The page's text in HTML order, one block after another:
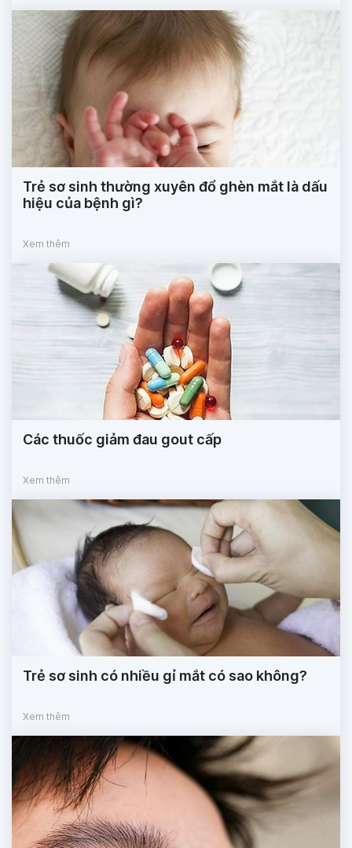
Trẻ sơ sinh thường xuyên đổ ghèn mắt là dấu
hiệu của bệnh gì?
Xem thêm
Các thuốc giảm đau gout cấp
Xem thêm
Trẻ sơ sinh có nhiều gỉ mắt có sao không?
Xem thêm